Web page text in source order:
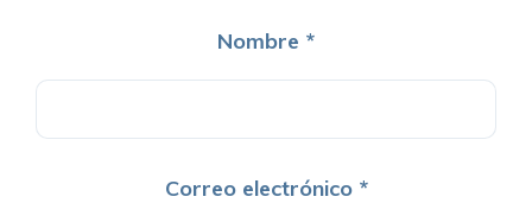
Nombre *
Correo electrónico *